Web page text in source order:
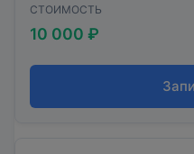
СТОИМОСТЬ
10 000 ₽